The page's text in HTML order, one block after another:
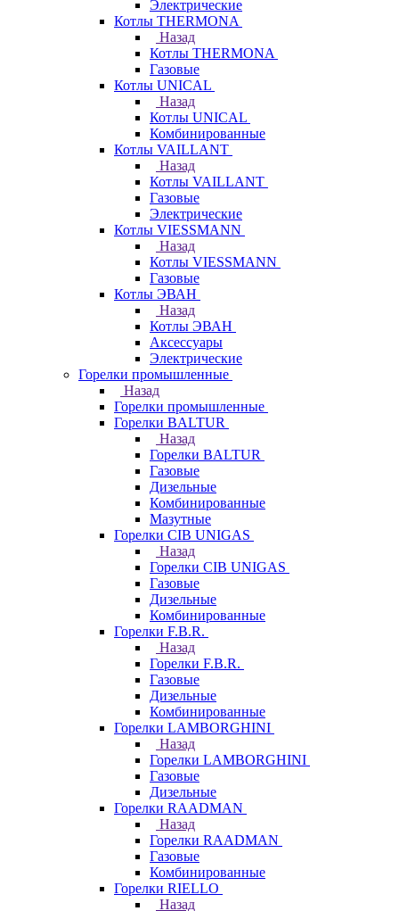
Электрические
Котлы THERMONA
Назад
Котлы THERMONA
Газовые
Котлы UNICAL
Назад
Котлы UNICAL
Комбинированные
Котлы VAILLANT
Назад
Котлы VAILLANT
Газовые
Электрические
Котлы VIESSMANN
Назад
Котлы VIESSMANN
Газовые
Котлы ЭВАН
Назад
Котлы ЭВАН
Аксессуары
Электрические
Горелки промышленные
Назад
Горелки промышленные
Горелки BALTUR
Назад
Горелки BALTUR
Газовые
Дизельные
Комбинированные
Мазутные
Горелки CIB UNIGAS
Назад
Горелки CIB UNIGAS
Газовые
Дизельные
Комбинированные
Горелки F.B.R.
Назад
Горелки F.B.R.
Газовые
Дизельные
Комбинированные
Горелки LAMBORGHINI
Назад
Горелки LAMBORGHINI
Газовые
Дизельные
Горелки RAADMAN
Назад
Горелки RAADMAN
Газовые
Комбинированные
Горелки RIELLO
Назад